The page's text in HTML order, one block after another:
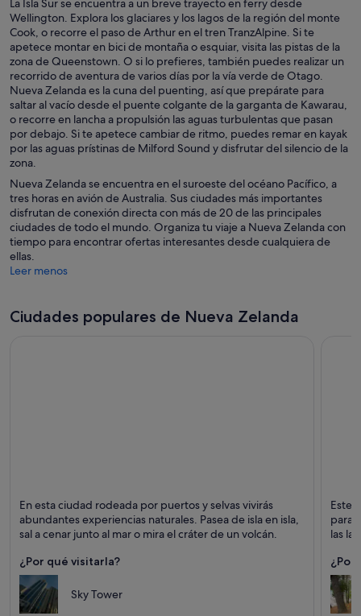
Wellington. Explora los glaciares y los lagos de la región del monte
Cook, o recorre el paso de Arthur en el tren TranzAlpine. Si te
apetece montar en bici de montaña o esquiar, visita las pistas de la
zona de Queenstown. O si lo prefieres, también puedes realizar un
recorrido de aventura de varios días por la vía verde de Otago.
Nueva Zelanda es la cuna del puenting, así que prepárate para
saltar al vacío desde el puente colgante de la garganta de Kawarau,
o recorre en lancha a propulsión las aguas turbulentas que pasan
por debajo. Si te apetece cambiar de ritmo, puedes remar en kayak
por las aguas prístinas de Milford Sound y disfrutar del silencio de la
zona.
Nueva Zelanda se encuentra en el suroeste del océano Pacífico, a
tres horas en avión de Australia. Sus ciudades más importantes
disfrutan de conexión directa con más de 20 de las principales
ciudades de todo el mundo. Organiza tu viaje a Nueva Zelanda con
tiempo para encontrar ofertas interesantes desde cualquiera de
ellas.
Leer menos
Ciudades populares de Nueva Zelanda
Puntos fuertes: Comidas, Compras y Puertos
En esta ciudad rodeada por puertos y selvas vivirás
abundantes experiencias naturales. Pasea de isla en isla,
sal a cenar junto al mar o mira el cráter de un volcán.
¿Por qué visitarla?
Sky Tower
Este
las
¿Por